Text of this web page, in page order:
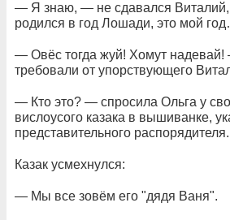
— Я знаю, — не сдавался
родился в год Лошади, это мой
— Овёс тогда жуй! Хомут
требовали от упорствующего
— Кто это? — спросила Ольга у
вислоусого казака в вышиванке,
представительного распорядителя.
Казак усмехнулся:
— Мы все зовём его "дядя Ваня".